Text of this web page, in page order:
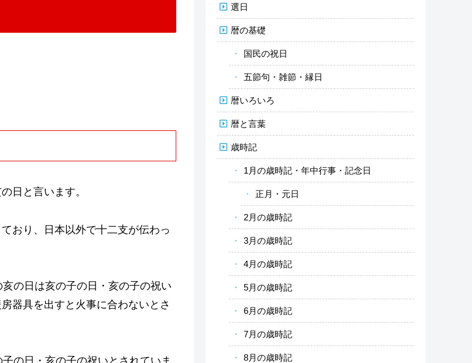
日と言います。
おり、日本以外で十二支が伝わっ
の日は亥の子の日・亥の子の祝い
器具を出すと火事に合わないとさ
選日
暦の基礎
国民の祝日
五節句・雑節・縁日
暦いろいろ
暦と言葉
歳時記
1月の歳時記・年中行事・記念日
正月・元日
2月の歳時記
3月の歳時記
4月の歳時記
5月の歳時記
6月の歳時記
7月の歳時記
8月の歳時記